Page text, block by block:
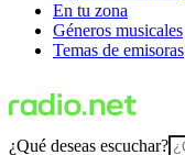
En tu zona
Géneros musicales
Temas de emisoras
¿Qué deseas escuchar?